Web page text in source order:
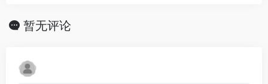
暂无评论